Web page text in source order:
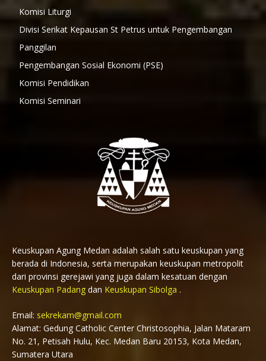
Komisi Liturgi
Divisi Serikat Kepausan St Petrus untuk Pengembangan
Panggilan
Pengembangan Sosial Ekonomi (PSE)
Komisi Pendidikan
Komisi Seminari
Keuskupan Agung Medan adalah salah satu keuskupan yang
berada di Indonesia, serta merupakan keuskupan metropolit
dari provinsi gerejawi yang juga dalam kesatuan dengan
Keuskupan Padang dan Keuskupan Sibolga .
Email: sekrekam@gmail.com
Alamat: Gedung Catholic Center Christosophia, Jalan Mataram
No. 21, Petisah Hulu, Kec. Medan Baru 20153, Kota Medan,
Sumatera Utara